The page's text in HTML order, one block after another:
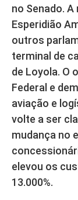
no Senado.
Esperidião
outros
terminal de
de Loyola. O
Federal e
aviação e
volte a ser
mudança no
elevou os
13.000%.